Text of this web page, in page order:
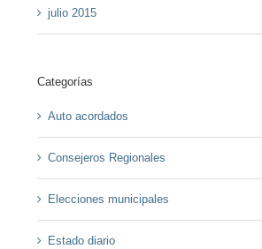
julio 2015
Categorías
Auto acordados
Consejeros Regionales
Elecciones municipales
Estado diario